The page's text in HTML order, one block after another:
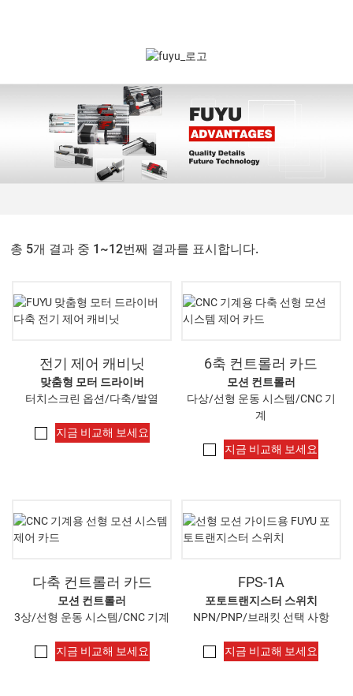
총 5개 결과 중 1~12번째 결과를 표시합니다.
전기 제어 캐비닛
맞춤형 모터 드라이버
터치스크린 옵션/다축/발열
지금 비교해 보세요
6축 컨트롤러 카드
모션 컨트롤러
다상/선형 운동 시스템/CNC 기
계
지금 비교해 보세요
다축 컨트롤러 카드
모션 컨트롤러
3상/선형 운동 시스템/CNC 기계
지금 비교해 보세요
FPS-1A
포토트랜지스터 스위치
NPN/PNP/브래킷 선택 사항
지금 비교해 보세요